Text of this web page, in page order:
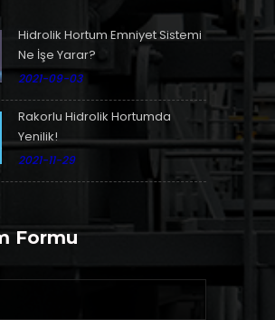
Hidrolik Hortum Emniyet Sistemi
Ne İşe Yarar?
2021-09-03
Rakorlu Hidrolik Hortumda
Yenilik!
2021-11-29
Formu